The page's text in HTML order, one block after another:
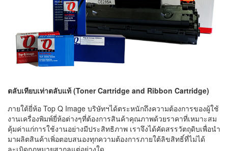
ตลับเทียบเท่าตลับแท้ (Toner Cartridge and Ribbon Cartridge)
ภายใต้ยี่ห้อ Top Q Image บริษัทฯได้ตระหนักถึงความต้องการของผู้ใช้
งานเครื่องพิมพ์ยี่ห้อต่างๆที่ต้องการสินค้าคุณภาพด้วยราคาที่เหมาะสม
คุ้มค่าแก่การใช้งานอย่างมีประสิทธิภาพ เราจึงได้คัดสรรวัตถุดิบเพื่อนำ
มาผลิตสินค้าเพิ่อตอบสนองทุกความต้องการภายใต้ลิขสิทธิ์ที่ไม่ได้
ละเมิดกฎหมายสากลแต่อย่างใด